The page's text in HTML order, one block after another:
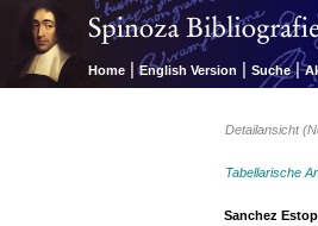
Home | English Version | Suche |
Detailansicht
Tabellarische
Sanchez